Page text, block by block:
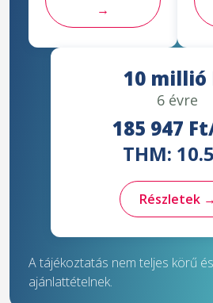
→
10 millió
6 évre
185 947
THM:
Részletek →
A tájékoztatás nem teljes körű
ajánlattételnek.